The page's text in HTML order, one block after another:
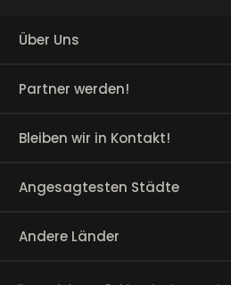
Über Uns
Partner werden!
Bleiben wir in Kontakt!
Angesagtesten Städte
Andere Länder